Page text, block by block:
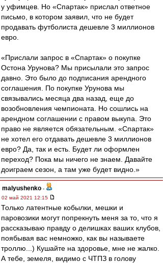
у уфимцев. Но «Спартак» прислал ответное
письмо, в котором заявил, что не будет
продавать футболиста дешевле 3 миллионов
евро.
«Прислали запрос в «Спартак» о покупке
Остона Урунова? Мы присылали это запрос
давно. Это было до подписания арендного
соглашения. По покупке Урунова мы
связывались месяца два назад, еще до
возобновления чемпионата. Но сошлись на
арендном соглашении с правом выкупа. Это
право не является обязательным. «Спартак»
не хотел его отдавать дешевле 3 миллионов
евро? Да, так и есть. Будет ли оформлен
переход? Пока мы ничего не знаем. Давайте
доиграем сезон, а там уже будет видно.»
malyushenko -
02 май 2021 12:15
Только латентные кобылки, мешки и
паровозики могут попрекнуть меня за то, что я
рассказываю правду о делишках ваших клубов,
поябывая вас немножко, как вы называете
троллю...) Кушайте на здоровье, мне не жалко.
А тебе, земеля, видимо с ЧТПЗ в голову